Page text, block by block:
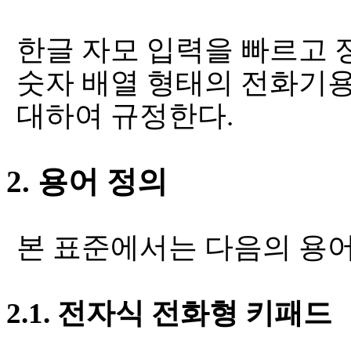
한글 자모 입력을 빠르고
숫자 배열 형태의 전화기
대하여 규정한다.
2. 용어 정의
본 표준에서는 다음의 용
2.1. 전자식 전화형 키패드